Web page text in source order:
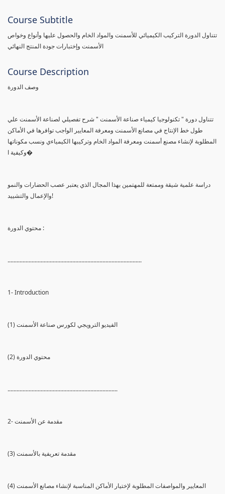
Course Subtitle
تتناول الدورة التركيب الكيميائي للأسمنت والمواد الخام والحصول عليها وأنواع وخواص
الأسمنت وإختبارات جودة المنتج النهائي
Course Description
وصف الدورة
تتناول دورة " تكنولوجيا كيمياء صناعة الأسمنت " شرح تفصيلي لصناعة الأسمنت علي
طول خط الإنتاج في مصانع الأسمنت ومعرفة المعايير الواجب توافرها في الأماكن
المطلوبة لإنشاء مصنع أسمنت ومعرفة المواد الخام وتركيبها الكيمياءي ونسب مكوناتها
وكيفية ا�
دراسة علمية شيقة وممتعة للمهتمين بهذا المجال الذي يعتبر عصب الحضارات والنمو
والإعمال والتشييد!
محتوي الدورة :
.........................................................................................
1- Introduction
(1) الفيديو الترويجي لكورس صناعة الأسمنت
(2) محتوي الدورة
.........................................................................
2- مقدمة عن الأسمنت
(3) مقدمة تعريفية بالأسمنت
(4) المعايير والمواصفات المطلوبة لإختيار الأماكن المناسبة لإنشاء مصانع الأسمنت